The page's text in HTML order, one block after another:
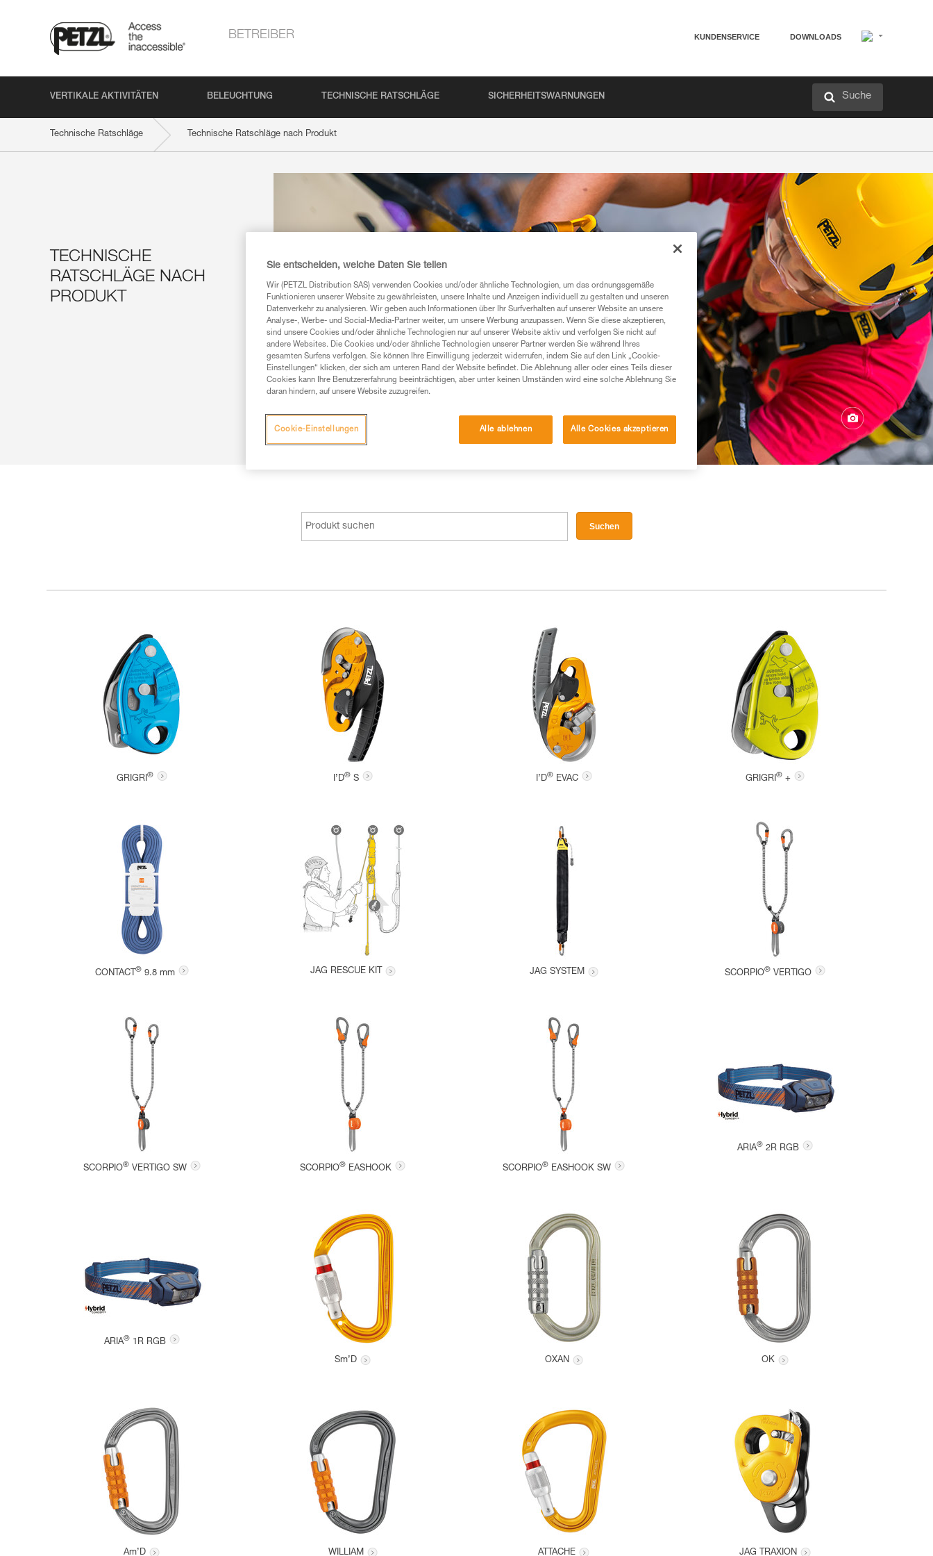
BETREIBER KUNDENSERVICE DOWNLOADS
VERTIKALE AKTIVITÄTEN BELEUCHTUNG TECHNISCHE RATSCHLÄGE SICHERHEITSWARNUNGEN Suche
Technische Ratschläge Technische Ratschläge nach Produkt
TECHNISCHE
RATSCHLÄGE NACH
PRODUKT
Suchen
GRIGRI® I’D® S I’D® EVAC GRIGRI® +
CONTACT® 9.8 mm JAG RESCUE KIT JAG SYSTEM SCORPIO® VERTIGO
SCORPIO® VERTIGO SW SCORPIO® EASHOOK SCORPIO® EASHOOK SW
ARIA® 2R RGB
ARIA® 1R RGB
Sm’D
OXAN OK
Am’D WILLIAM ATTACHE JAG TRAXION
Sie entscheiden, welche Daten Sie teilen
Wir (PETZL Distribution SAS) verwenden Cookies und/oder ähnliche Technologien, um das ordnungsgemäße
Funktionieren unserer Website zu gewährleisten, unsere Inhalte und Anzeigen individuell zu gestalten und unseren
Datenverkehr zu analysieren. Wir geben auch Informationen über Ihr Surfverhalten auf unserer Website an unsere
Analyse-, Werbe- und Social-Media-Partner weiter, um unsere Werbung anzupassen. Wenn Sie diese akzeptieren,
sind unsere Cookies und/oder ähnliche Technologien nur auf unserer Website aktiv und verfolgen Sie nicht auf
andere Websites. Die Cookies und/oder ähnliche Technologien unserer Partner werden Sie während Ihres
gesamten Surfens verfolgen. Sie können Ihre Einwilligung jederzeit widerrufen, indem Sie auf den Link „Cookie-
Einstellungen“ klicken, der sich am unteren Rand der Website befindet. Die Ablehnung aller oder eines Teils dieser
Cookies kann Ihre Benutzererfahrung beeinträchtigen, aber unter keinen Umständen wird eine solche Ablehnung Sie
daran hindern, auf unsere Website zuzugreifen.
Alle ablehnen Alle Cookies akzeptieren
Cookie-Einstellungen